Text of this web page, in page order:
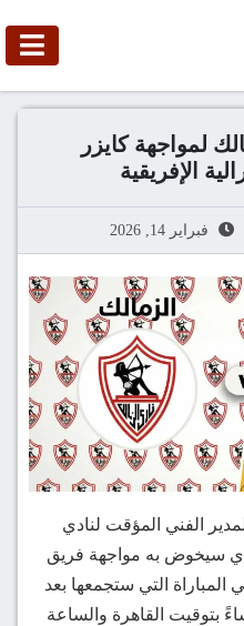
لمواجهة كايزر
الإفريقية
فبراير 14, 2026
الفني المؤقت لنادي
سيخوض به مواجهة فريق
التي ستجمعها بعد
تمام الساعة 6:00 مساءً بتوقيت القاهرة والساعة